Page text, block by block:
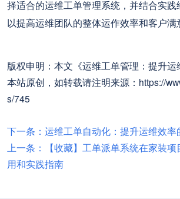
择适合的运维工单管理系统，并结合实践
以提高运维团队的整体运作效率和客户满
版权申明：本文《运维工单管理：提升
本站原创，如转载请注明来源：https://
s/745
下一条：运维工单自动化：提升运维效率
上一条：【收藏】工单派单系统在家装
用和实践指南